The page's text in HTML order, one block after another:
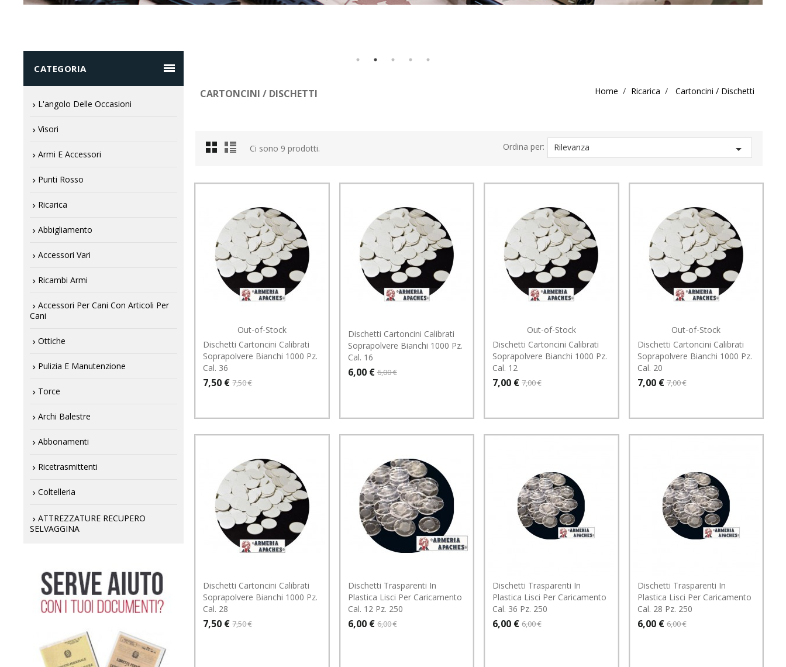
CATEGORIA 
L'angolo Delle Occasioni
Visori
Armi E Accessori
Punti Rosso
Ricarica
Abbigliamento
Accessori Vari
Ricambi Armi
Accessori Per Cani Con Articoli Per
Cani
Ottiche
Pulizia E Manutenzione
Torce
Archi Balestre
Abbonamenti
Ricetrasmittenti
Coltelleria
ATTREZZATURE RECUPERO
SELVAGGINA
CARTONCINI / DISCHETTI Home Ricarica Cartoncini / Dischetti
Ci sono 9 prodotti. Ordina per: Rilevanza 
Out-of-Stock
Dischetti Cartoncini Calibrati
Soprapolvere Bianchi 1000 Pz.
Cal. 36
7,50 € 7,50 €
Dischetti Cartoncini Calibrati
Soprapolvere Bianchi 1000 Pz.
Cal. 16
6,00 € 6,00 €
Out-of-Stock
Dischetti Cartoncini Calibrati
Soprapolvere Bianchi 1000 Pz.
Cal. 12
7,00 € 7,00 €
Out-of-Stock
Dischetti Cartoncini Calibrati
Soprapolvere Bianchi 1000 Pz.
Cal. 20
7,00 € 7,00 €
Dischetti Cartoncini Calibrati
Soprapolvere Bianchi 1000 Pz.
Cal. 28
7,50 € 7,50 €
Dischetti Trasparenti In
Plastica Lisci Per Caricamento
Cal. 12 Pz. 250
6,00 € 6,00 €
Dischetti Trasparenti In
Plastica Lisci Per Caricamento
Cal. 36 Pz. 250
6,00 € 6,00 €
Dischetti Trasparenti In
Plastica Lisci Per Caricamento
Cal. 28 Pz. 250
6,00 € 6,00 €